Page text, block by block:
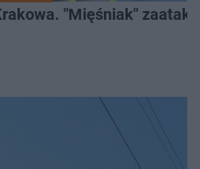
"Mięśniak"